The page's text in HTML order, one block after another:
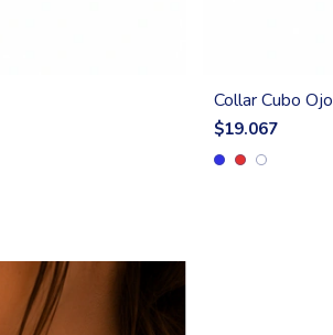
Collar Cubo Ojo
$19.067